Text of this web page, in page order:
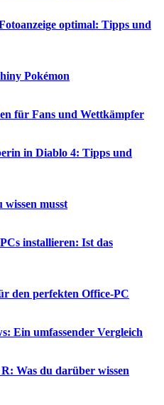
optimal: Tipps und
Pokémon
für Fans und Wettkämpfer
in Diablo 4: Tipps und
musst
installieren: Ist das
den perfekten Office-PC
Ein umfassender Vergleich
Was du darüber wissen